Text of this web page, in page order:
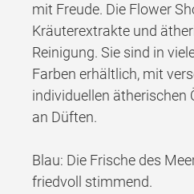
mit Freude. Die Flower
Kräuterextrakte und
Reinigung. Sie sind in
Farben erhältlich, mit
individuellen ätherischen
an Düften.
Blau: Die Frische des
friedvoll stimmend.